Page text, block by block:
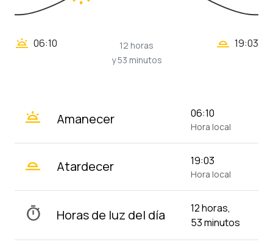
wb_twilight 06:10
12 horas
y 53 minutos
wb_twilight_2 19:03
wb_twilight Amanecer 06:10
Hora local
wb_twilight_2 Atardecer 19:03
Hora local
timer Horas de luz del día
12 horas,
53 minutos